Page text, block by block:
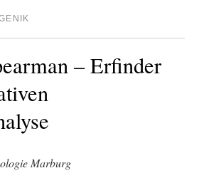
– Erfinder
Marburg